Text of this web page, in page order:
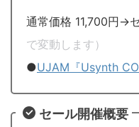
通常価格 11,700円→
で変動します）
●UJAM『Usynth
セール開催概要